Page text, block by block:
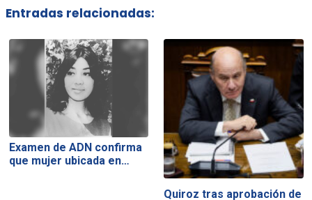
Entradas relacionadas:
Examen de ADN confirma
que mujer ubicada en…
Quiroz tras aprobación de